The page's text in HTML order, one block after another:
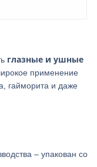
глазные и ушные
применение
гайморита и даже
– упакован со